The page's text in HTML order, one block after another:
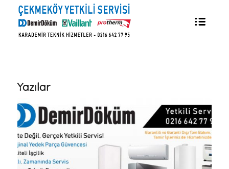
Yazılar